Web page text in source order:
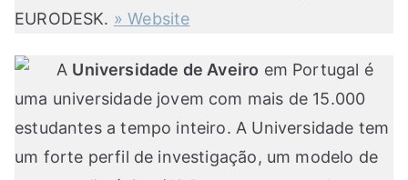
EURODESK. » Website
A Universidade de Aveiro em Portugal é
uma universidade jovem com mais de 15.000
estudantes a tempo inteiro. A Universidade tem
um forte perfil de investigação, um modelo de